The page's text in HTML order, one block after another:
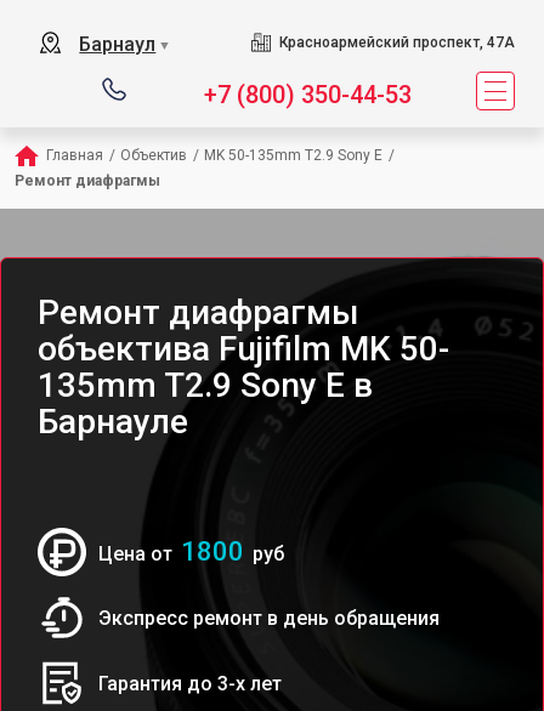
Барнаул ▼ Красноармейский проспект, 47А
+7 (800) 350-44-53
Главная / Объектив / MK 50-135mm T2.9 Sony E /
Ремонт диафрагмы
Ремонт диафрагмы
объектива Fujifilm MK 50-
135mm T2.9 Sony E в
Барнауле
Цена от 1800 руб
Экспресс ремонт в день обращения
Гарантия до 3-х лет